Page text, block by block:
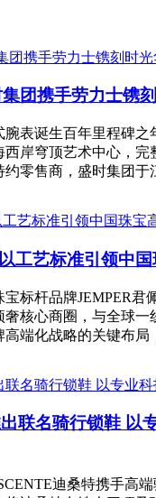
团携手劳力士镌
腕表诞生百年里程碑
岸穹顶艺术中心，
零售商，盛时集团于
工艺标准引领中
标杆品牌JEMPER君
奢核心商圈，与全球
端化战略的关键布局
联名骑行锁鞋 以
迪桑特携手高